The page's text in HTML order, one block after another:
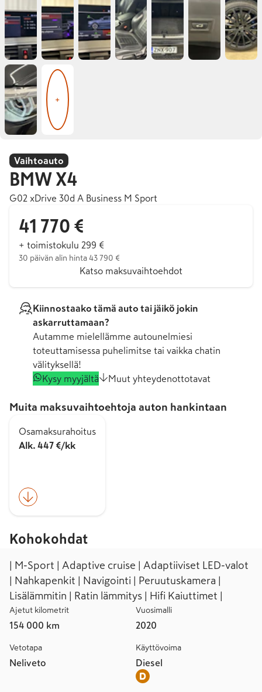
+
Vaihtoauto
BMW X4
G02 xDrive 30d A Business M Sport
41 770 €
+ toimistokulu 299 €
30 päivän alin hinta 43 790 €
Katso maksuvaihtoehdot
Kiinnostaako tämä auto tai jäikö jokin
askarruttamaan?
Autamme mielellämme autounelmiesi
toteuttamisessa puhelimitse tai vaikka chatin
välityksellä!
Kysy myyjältä
Muut yhteydenottotavat
Muita maksuvaihtoehtoja auton hankintaan
Osamaksurahoitus
Alk. 447 €/kk
Kohokohdat
| M-Sport | Adaptive cruise | Adaptiiviset LED-valot
| Nahkapenkit | Navigointi | Peruutuskamera |
Lisälämmitin | Ratin lämmitys | Hifi Kaiuttimet |
Ajetut kilometrit
154 000 km
Vuosimalli
2020
Vetotapa
Neliveto
Käyttövoima
Diesel